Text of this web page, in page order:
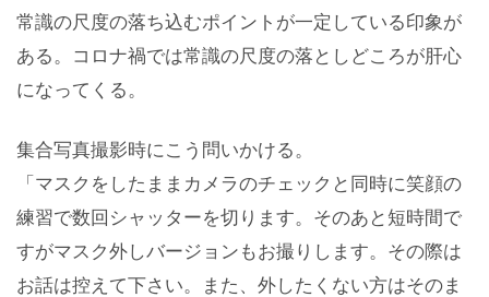
常識の尺度の落ち込むポイントが一定している印象が
ある。コロナ禍では常識の尺度の落としどころが肝心
になってくる。
集合写真撮影時にこう問いかける。
「マスクをしたままカメラのチェックと同時に笑顔の
練習で数回シャッターを切ります。そのあと短時間で
すがマスク外しバージョンもお撮りします。その際は
お話は控えて下さい。また、外したくない方はそのま